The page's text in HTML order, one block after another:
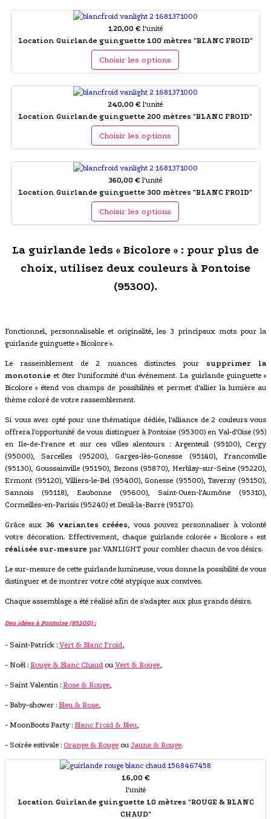
120,00 € l'unité
Location Guirlande guinguette 100 mètres "BLANC FROID"
Choisir les options
240,00 € l'unité
Location Guirlande guinguette 200 mètres "BLANC FROID"
Choisir les options
360,00 € l'unité
Location Guirlande guinguette 300 mètres "BLANC FROID"
Choisir les options
La guirlande leds « Bicolore » : pour plus de
choix, utilisez deux couleurs à Pontoise
(95300).
Fonctionnel, personnalisable et originalité, les 3 principaux mots pour la
guirlande guinguette « Bicolore ».
Le rassemblement de 2 nuances distinctes pour supprimer la
monotonie et ôter l'uniformité d'un événement. La guirlande guinguette «
Bicolore » étend vos champs de possibilités et permet d'allier la lumière au
thème coloré de votre rassemblement.
Si vous avez opté pour une thématique dédiée, l'alliance de 2 couleurs vous
offrera l'opportunité de vous distinguer à Pontoise (95300) en Val-d'Oise (95)
en Ile-de-France et sur ces villes alentours : Argenteuil (95100), Cergy
(95000), Sarcelles (95200), Garges-lès-Gonesse (95140), Franconville
(95130), Goussainville (95190), Bezons (95870), Herblay-sur-Seine (95220),
Ermont (95120), Villiers-le-Bel (95400), Gonesse (95500), Taverny (95150),
Sannois (95118), Eaubonne (95600), Saint-Ouen-l'Aumône (95310),
Cormeilles-en-Parisis (95240) et Deuil-la-Barre (95170).
Grâce aux 36 variantes créées, vous pouvez personnaliser à volonté
votre décoration. Effectivement, chaque guirlande colorée « Bicolore » est
réalisée sur-mesure par VANLIGHT pour combler chacun de vos désirs.
Le sur-mesure de cette guirlande lumineuse, vous donne la possibilité de vous
distinguer et de montrer votre côté atypique aux convives.
Chaque assemblage a été réalisé afin de s'adapter aux plus grands désirs.
Des idées à Pontoise (95300) :
- Saint-Patrick : Vert & Blanc Froid,
- Noël : Rouge & Blanc Chaud ou Vert & Rouge,
- Saint Valentin : Rose & Rouge,
- Baby-shower : Bleu & Rose,
- MoonBoots Party : Blanc Froid & Bleu,
- Soirée estivale : Orange & Rouge ou Jaune & Rouge.
16,00 €
l'unité
Location Guirlande guinguette 10 mètres "ROUGE & BLANC
CHAUD"